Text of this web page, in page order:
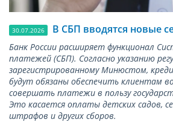
30.07.2026 В СБП вводятся новые
Банк России расширяет функционал
платежей (СБП). Согласно указанию
зарегистрированному Минюстом,
будут обязаны обеспечить клиентам
совершать платежи в пользу
Это касается оплаты детских садов,
штрафов и других сборов.